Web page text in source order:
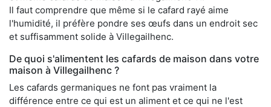
Il faut comprendre que même si le cafard rayé aime
l'humidité, il préfère pondre ses œufs dans un endroit sec
et suffisamment solide à Villegailhenc.
De quoi s'alimentent les cafards de maison dans votre
maison à Villegailhenc ?
Les cafards germaniques ne font pas vraiment la
différence entre ce qui est un aliment et ce qui ne l'est